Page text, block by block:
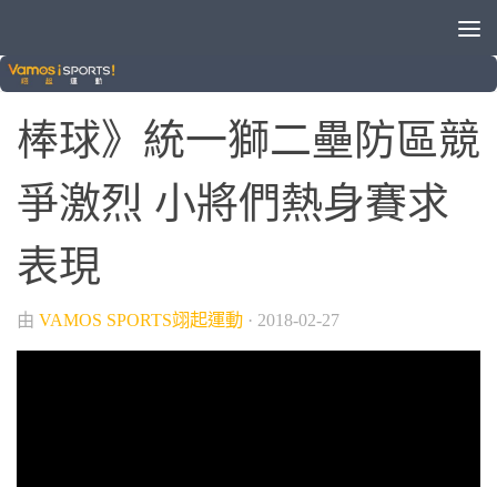
中華職棒 / 棒球
棒球》統一獅二壘防區競
爭激烈 小將們熱身賽求
表現
由 VAMOS SPORTS翊起運動 · 2018-02-27